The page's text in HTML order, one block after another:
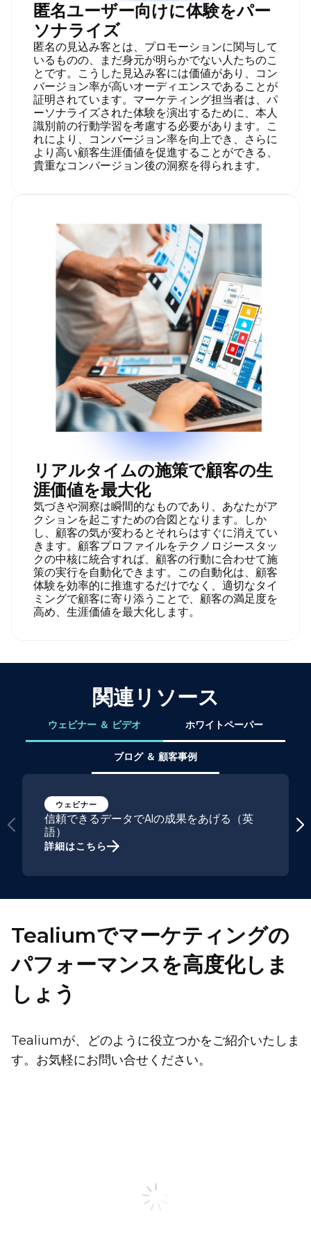
匿名ユーザー向けに体験をパー
ソナライズ
匿名の見込み客とは、プロモーションに関与して
いるものの、まだ身元が明らかでない人たちのこ
とです。こうした見込み客には価値があり、コン
バージョン率が高いオーディエンスであることが
証明されています。マーケティング担当者は、パ
ーソナライズされた体験を演出するために、本人
識別前の行動学習を考慮する必要があります。こ
れにより、コンバージョン率を向上でき、さらに
より高い顧客生涯価値を促進することができる、
貴重なコンバージョン後の洞察を得られます。
リアルタイムの施策で顧客の生
涯価値を最大化
気づきや洞察は瞬間的なものであり、あなたがア
クションを起こすための合図となります。しか
し、顧客の気が変わるとそれらはすぐに消えてい
きます。顧客プロファイルをテクノロジースタッ
クの中核に統合すれば、顧客の行動に合わせて施
策の実行を自動化できます。この自動化は、顧客
体験を効率的に推進するだけでなく、適切なタイ
ミングで顧客に寄り添うことで、顧客の満足度を
高め、生涯価値を最大化します。
関連リソース
ウェビナー ＆ ビデオ ホワイトペーパー
ブログ ＆ 顧客事例
ウェビナー
信頼できるデータでAIの成果をあげる（英
語）
詳細はこちら
Tealiumでマーケティングの
パフォーマンスを高度化しま
しょう
Tealiumが、どのように役立つかをご紹介いたしま
す。お気軽にお問い合せください。